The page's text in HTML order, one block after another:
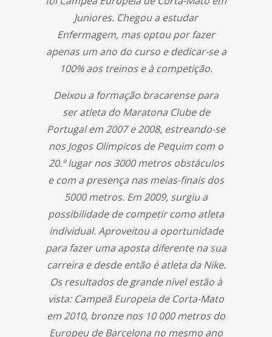
Juniores. Chegou a estudar
Enfermagem, mas optou por fazer
apenas um ano do curso e dedicar-se a
100% aos treinos e à competição.
Deixou a formação bracarense para
ser atleta do Maratona Clube de
Portugal em 2007 e 2008, estreando-se
nos Jogos Olímpicos de Pequim com o
20.º lugar nos 3000 metros obstáculos
e com a presença nas meias-finais dos
5000 metros. Em 2009, surgiu a
possibilidade de competir como atleta
individual. Aproveitou a oportunidade
para fazer uma aposta diferente na sua
carreira e desde então é atleta da Nike.
Os resultados de grande nível estão à
vista: Campeã Europeia de Corta-Mato
em 2010, bronze nos 10 000 metros do
Europeu de Barcelona no mesmo ano